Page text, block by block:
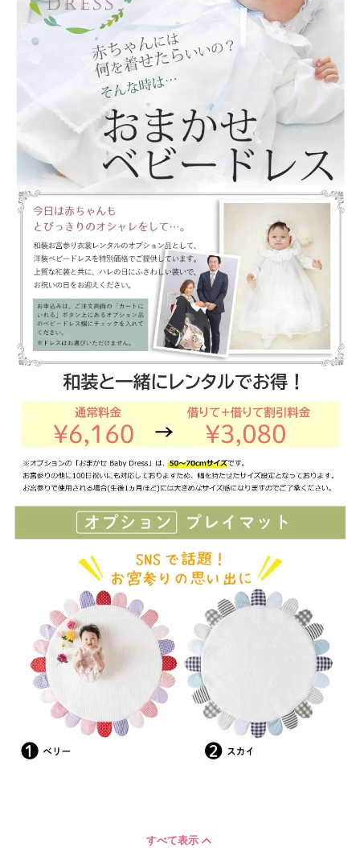
すべて表示